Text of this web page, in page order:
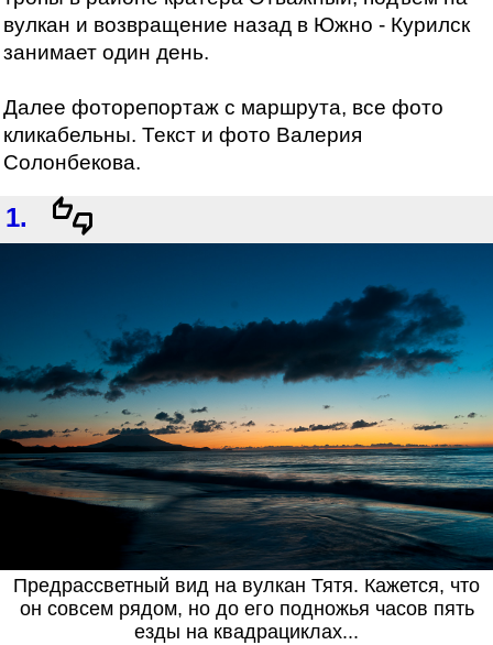
вулкан и возвращение назад в Южно - Курилск
занимает один день.
Далее фоторепортаж с маршрута, все фото
кликабельны. Текст и фото Валерия
Солонбекова.
1.
Предрассветный вид на вулкан Тятя. Кажется, что
он совсем рядом, но до его подножья часов пять
езды на квадрациклах...